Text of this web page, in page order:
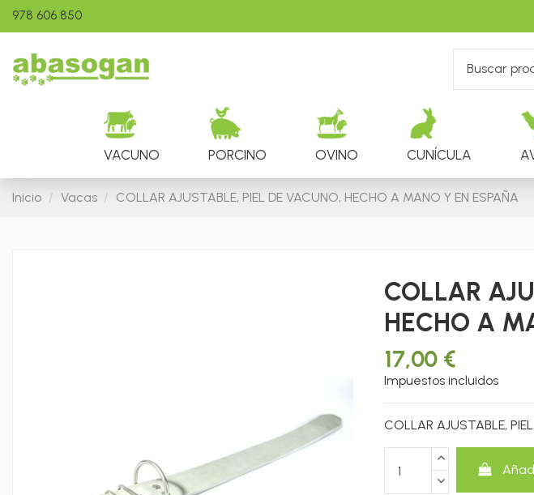
978 606 850
VACUNO PORCINO OVINO CUNÍCULA
Inicio Vacas COLLAR AJUSTABLE, PIEL DE VACUNO, HECHO A MANO Y EN ESPAÑA
COLLAR
HECHO A
17,00 €
Impuestos incluidos
COLLAR AJUSTABLE,